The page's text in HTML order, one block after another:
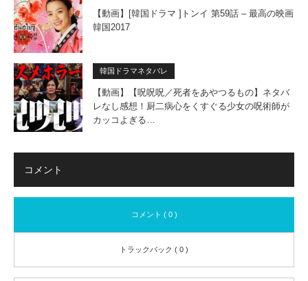
【動画】[韓国ドラマ ]トンイ 第59話 – 最高の映画
韓国2017
韓国ドラマネタバレ
【動画】【呪呪呪／死者をあやつるもの】ネタバ
レなし感想！厨二病心をくすぐる少女の呪術師が
カッコよぎる…
コメント
コメント ( 0 )
トラックバック ( 0 )